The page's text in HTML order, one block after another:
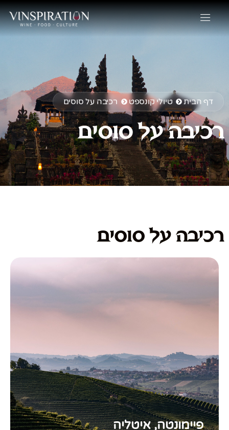
דף הבית טיולי קונספט רכיבה על סוסים
רכיבה על סוסים
רכיבה על סוסים
פיימונטה, איטליה